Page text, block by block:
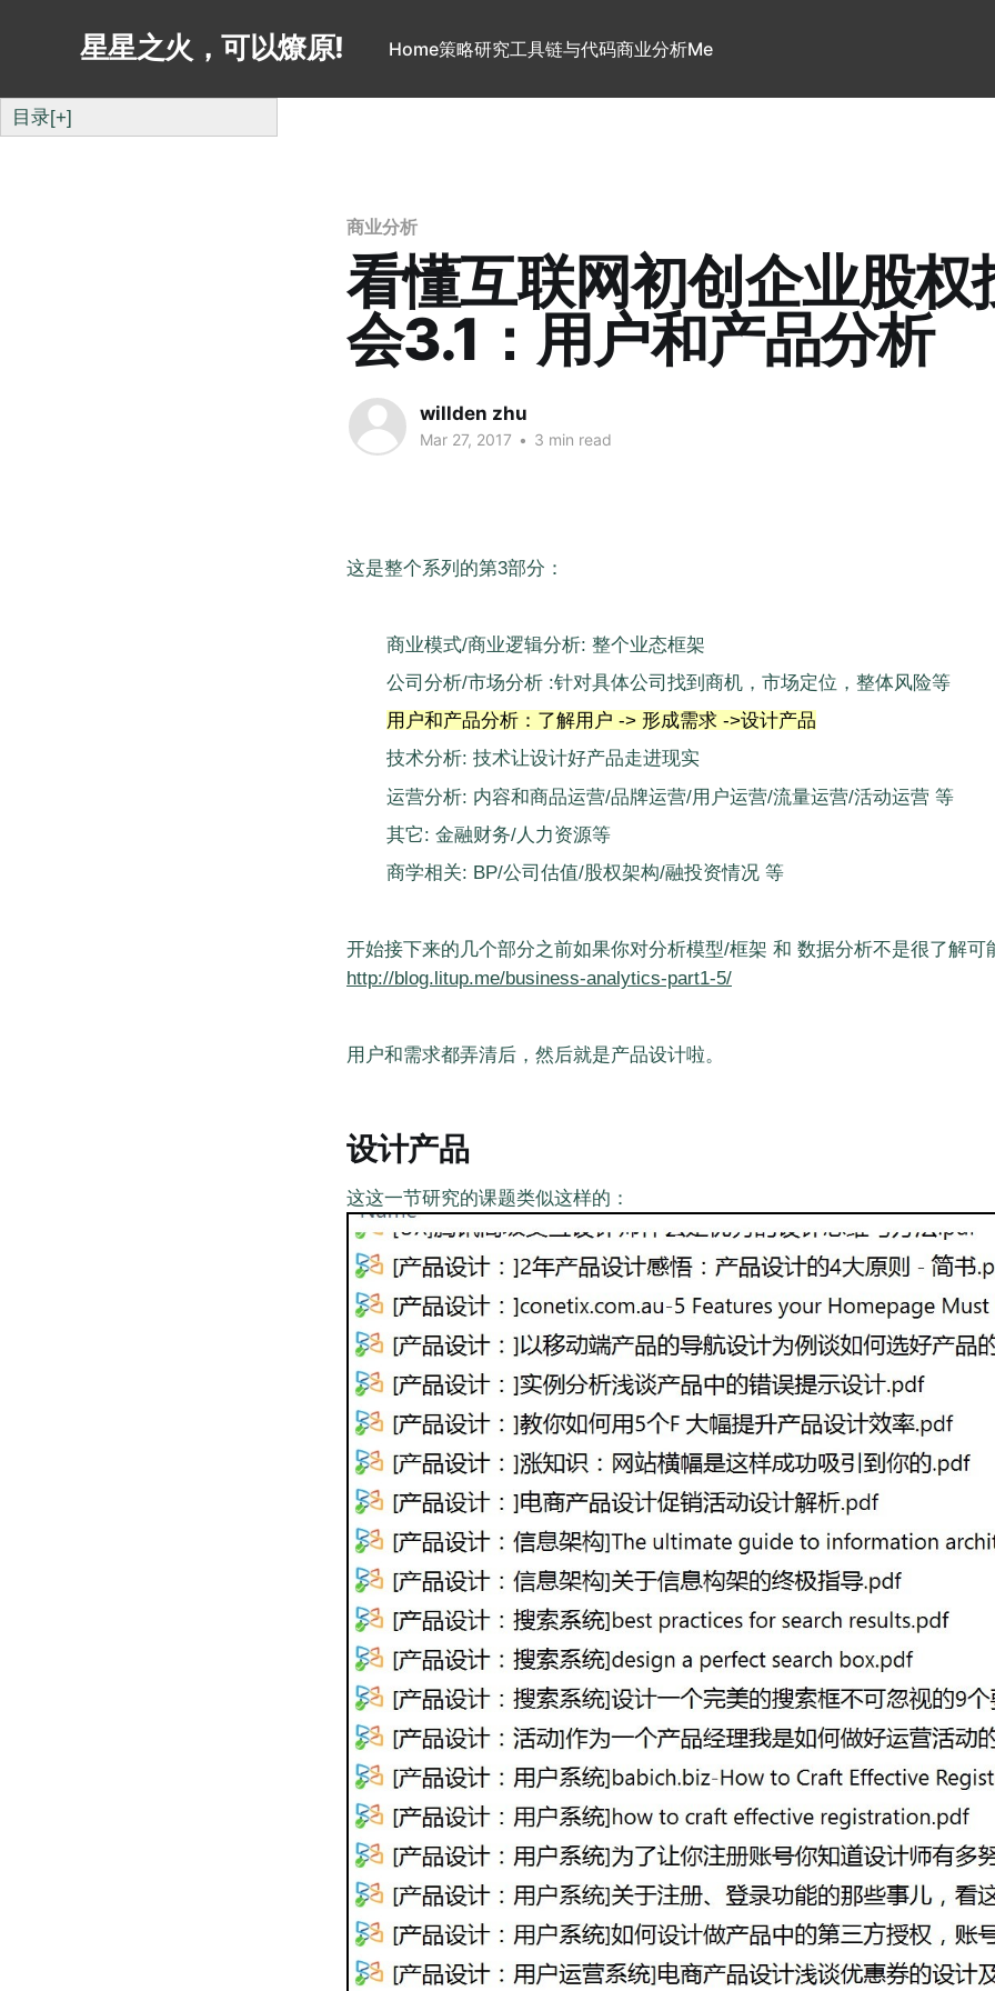
星星之火，可以燎原! Home策略研究工具链与代码商业分析Me
目录[+]
商业分析
看懂互联网初创企业股权
会3.1：用户和产品分析
willden zhu
Mar 27, 2017 • 3 min read
这是整个系列的第3部分：
商业模式/商业逻辑分析: 整个业态框架
公司分析/市场分析 :针对具体公司找到商机，市场定位，整体风险等
用户和产品分析：了解用户 -> 形成需求 ->设计产品
技术分析: 技术让设计好产品走进现实
运营分析: 内容和商品运营/品牌运营/用户运营/流量运营/活动运营 等
其它: 金融财务/人力资源等
商学相关: BP/公司估值/股权架构/融投资情况 等
开始接下来的几个部分之前如果你对分析模型/框架 和 数据分析不是很了解可
http://blog.litup.me/business-analytics-part1-5/
用户和需求都弄清后，然后就是产品设计啦。
设计产品
这这一节研究的课题类似这样的：